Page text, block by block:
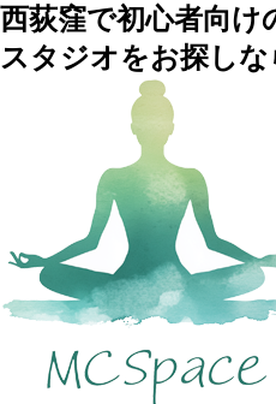
西荻窪で初心者向け
スタジオをお探しな